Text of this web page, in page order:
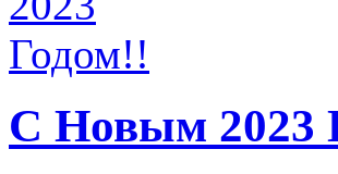
С Новым 2023